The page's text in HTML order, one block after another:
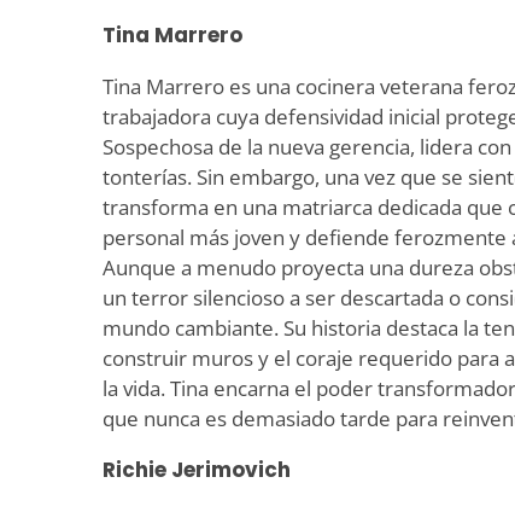
Tina Marrero
Tina Marrero es una cocinera veterana
trabajadora cuya defensividad inicial
Sospechosa de la nueva gerencia, lidera
tonterías. Sin embargo, una vez que se
transforma en una matriarca dedicada que
personal más joven y defiende ferozmente
Aunque a menudo proyecta una dureza
un terror silencioso a ser descartada o
mundo cambiante. Su historia destaca la
construir muros y el coraje requerido para
la vida. Tina encarna el poder
que nunca es demasiado tarde para
Richie Jerimovich